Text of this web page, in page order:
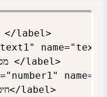
<label for="text1">טקסט </label>
<label for="number1">מספר </label>
<label for="search1">חיפוש</label>